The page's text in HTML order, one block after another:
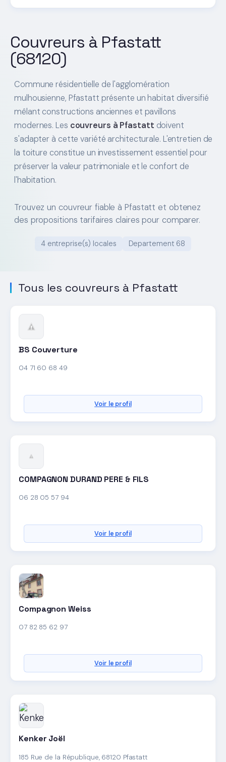
Couvreurs à Pfastatt
(68120)
Commune résidentielle de l'agglomération
mulhousienne, Pfastatt présente un habitat diversifié
mêlant constructions anciennes et pavillons
modernes. Les couvreurs à Pfastatt doivent
s'adapter à cette variété architecturale. L'entretien de
la toiture constitue un investissement essentiel pour
préserver la valeur patrimoniale et le confort de
l'habitation.
Trouvez un couvreur fiable à Pfastatt et obtenez
des propositions tarifaires claires pour comparer.
4 entreprise(s) locales Departement 68
Tous les couvreurs à Pfastatt
BS Couverture
04 71 60 68 49
Voir le profil
COMPAGNON DURAND PERE & FILS
06 28 05 57 94
Voir le profil
Compagnon Weiss
07 82 85 62 97
Voir le profil
Kenker Joël
185 Rue de la République, 68120 Pfastatt